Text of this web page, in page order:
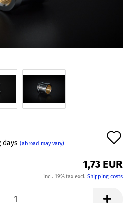
days (abroad may vary)
1,73 EUR
incl. 19% tax excl. Shipping costs